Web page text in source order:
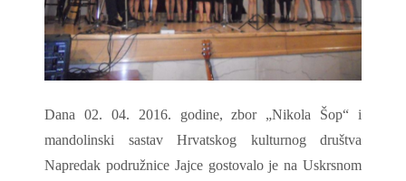
Dana 02. 04. 2016. godine, zbor „Nikola Šop“ i
mandolinski sastav Hrvatskog kulturnog društva
Napredak podružnice Jajce gostovalo je na Uskrsnom